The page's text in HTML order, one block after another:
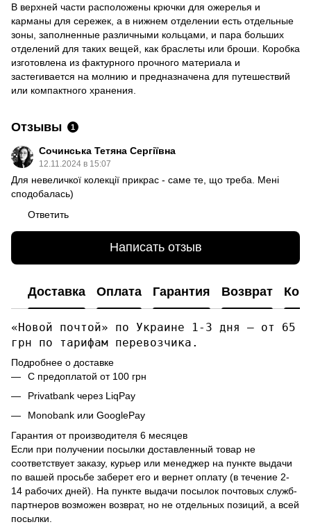
В верхней части расположены крючки для ожерелья и
карманы для сережек, а в нижнем отделении есть отдельные
зоны, заполненные различными кольцами, и пара больших
отделений для таких вещей, как браслеты или броши. Коробка
изготовлена ​​из фактурного прочного материала и
застегивается на молнию и предназначена для путешествий
или компактного хранения.
Отзывы 1
Сочинська Тетяна Сергіївна
12.11.2024 в 15:07
Для невеличкої колекції прикрас - саме те, що треба. Мені
сподобалась)
Ответить
Написать отзыв
Доставка Оплата Гарантия Возврат
«Новой почтой» по Украине 1-3 дня — от 65
грн по тарифам перевозчика.
Подробнее о доставке
С предоплатой от 100 грн
Privatbank через LiqPay
Monobank или GooglePay
Гарантия от производителя 6 месяцев
Если при получении посылки доставленный товар не
соответствует заказу, курьер или менеджер на пункте выдачи
по вашей просьбе заберет его и вернет оплату (в течение 2-
14 рабочих дней). На пункте выдачи посылок почтовых служб-
партнеров возможен возврат, но не отдельных позиций, а всей
посылки.